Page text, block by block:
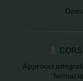
Approcci